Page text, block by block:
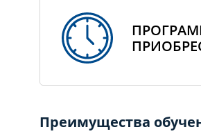
Преимущества